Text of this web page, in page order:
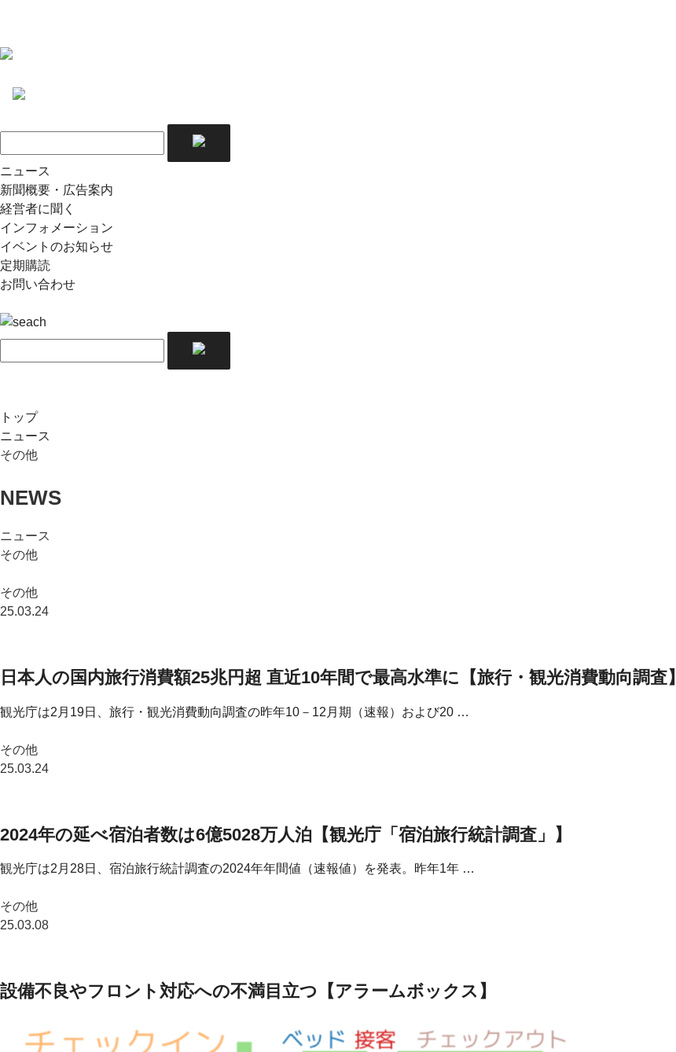
ニュース
新聞概要・広告案内
経営者に聞く
インフォメーション
イベントのお知らせ
定期購読
お問い合わせ
トップ
ニュース
その他
NEWS
ニュース
その他
その他
25.03.24
日本人の国内旅行消費額25兆円超 直近10年間で最高水準に【旅行・観光消費動向調査】
観光庁は2月19日、旅行・観光消費動向調査の昨年10－12月期（速報）および20 …
その他
25.03.24
2024年の延べ宿泊者数は6億5028万人泊【観光庁「宿泊旅行統計調査」】
観光庁は2月28日、宿泊旅行統計調査の2024年年間値（速報値）を発表。昨年1年 …
その他
25.03.08
設備不良やフロント対応への不満目立つ【アラームボックス】